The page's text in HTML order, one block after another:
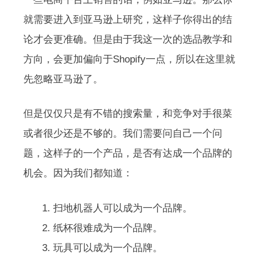
就需要进入到亚马逊上研究，这样子你得出的结
论才会更准确。但是由于我这一次的选品教学和
方向，会更加偏向于Shopify一点，所以在这里就
先忽略亚马逊了。
但是仅仅只是有不错的搜索量，和竞争对手很菜
或者很少还是不够的。我们需要问自己一个问
题，这样子的一个产品，是否有达成一个品牌的
机会。因为我们都知道：
扫地机器人可以成为一个品牌。
纸杯很难成为一个品牌。
玩具可以成为一个品牌。